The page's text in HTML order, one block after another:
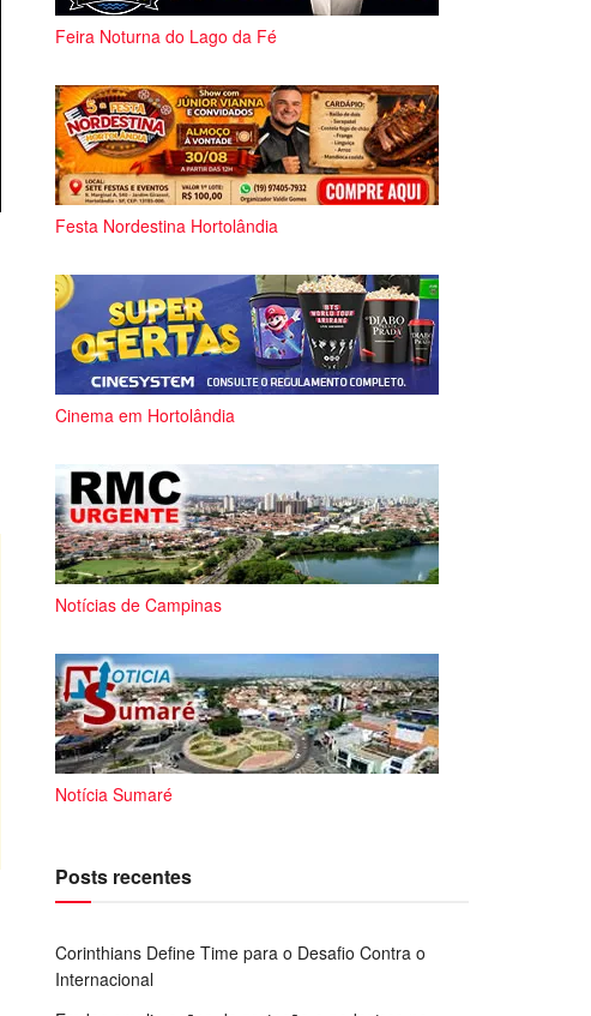
Feira Noturna do Lago da Fé
Festa Nordestina Hortolândia
Cinema em Hortolândia
Notícias de Campinas
Notícia Sumaré
Posts recentes
Corinthians Define Time para o Desafio Contra o
Internacional